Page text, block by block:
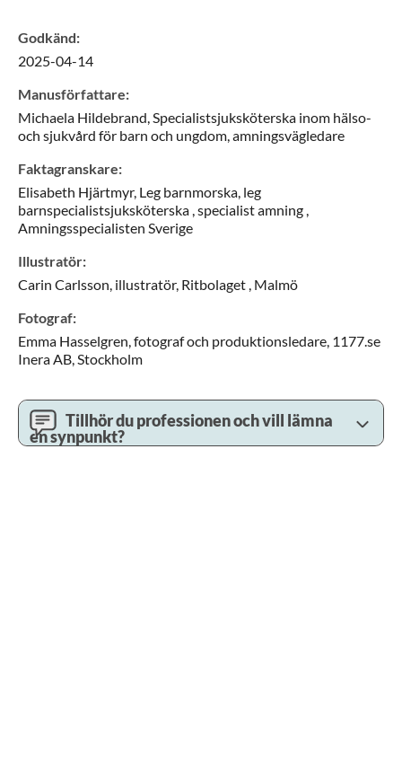
Godkänd:
2025-04-14
Manusförfattare:
Michaela Hildebrand,Specialistsjuksköterska inom hälso-
och sjukvård för barn och ungdom, amningsvägledare
Faktagranskare:
Elisabeth Hjärtmyr, Leg barnmorska, leg
barnspecialistsjuksköterska , specialist amning ,
Amningsspecialisten Sverige
Illustratör:
Carin Carlsson, illustratör, Ritbolaget , Malmö
Fotograf:
Emma Hasselgren,fotograf och produktionsledare, 1177.se
Inera AB,Stockholm
Tillhör du professionen och vill lämna
en synpunkt?